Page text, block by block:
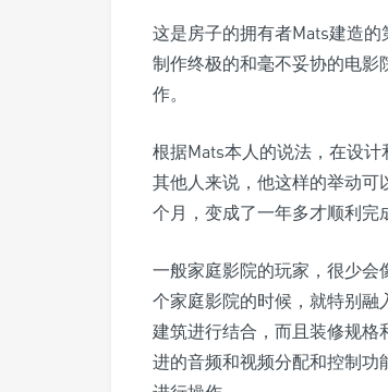
这是房子的拥有者Mats建造
制作终极的和毫不妥协的电
作。
根据Mats本人的说法，在设
其他人来说，他这样的举动
个月，变成了一年多才顺利完
一般家庭影院的玩家，很少会
个家庭影院的时候，就特别融
建筑进行结合，而且装修规
进的音频和视频分配和控制功